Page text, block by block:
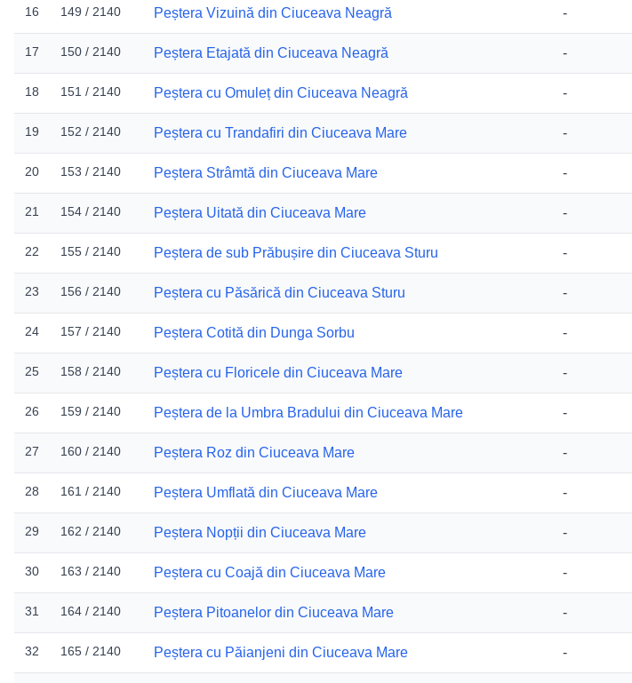
16 149 / 2140 Peștera Vizuină din Ciuceava Neagră -
17 150 / 2140 Peștera Etajată din Ciuceava Neagră -
18 151 / 2140 Peștera cu Omuleț din Ciuceava Neagră -
19 152 / 2140 Peștera cu Trandafiri din Ciuceava Mare -
20 153 / 2140 Peștera Strâmtă din Ciuceava Mare -
21 154 / 2140 Peștera Uitată din Ciuceava Mare -
22 155 / 2140 Peștera de sub Prăbușire din Ciuceava Sturu -
23 156 / 2140 Peștera cu Păsărică din Ciuceava Sturu -
24 157 / 2140 Peștera Cotită din Dunga Sorbu -
25 158 / 2140 Peștera cu Floricele din Ciuceava Mare -
26 159 / 2140 Peștera de la Umbra Bradului din Ciuceava Mare -
27 160 / 2140 Peștera Roz din Ciuceava Mare -
28 161 / 2140 Peștera Umflată din Ciuceava Mare -
29 162 / 2140 Peștera Nopții din Ciuceava Mare -
30 163 / 2140 Peștera cu Coajă din Ciuceava Mare -
31 164 / 2140 Peștera Pitoanelor din Ciuceava Mare -
32 165 / 2140 Peștera cu Păianjeni din Ciuceava Mare -